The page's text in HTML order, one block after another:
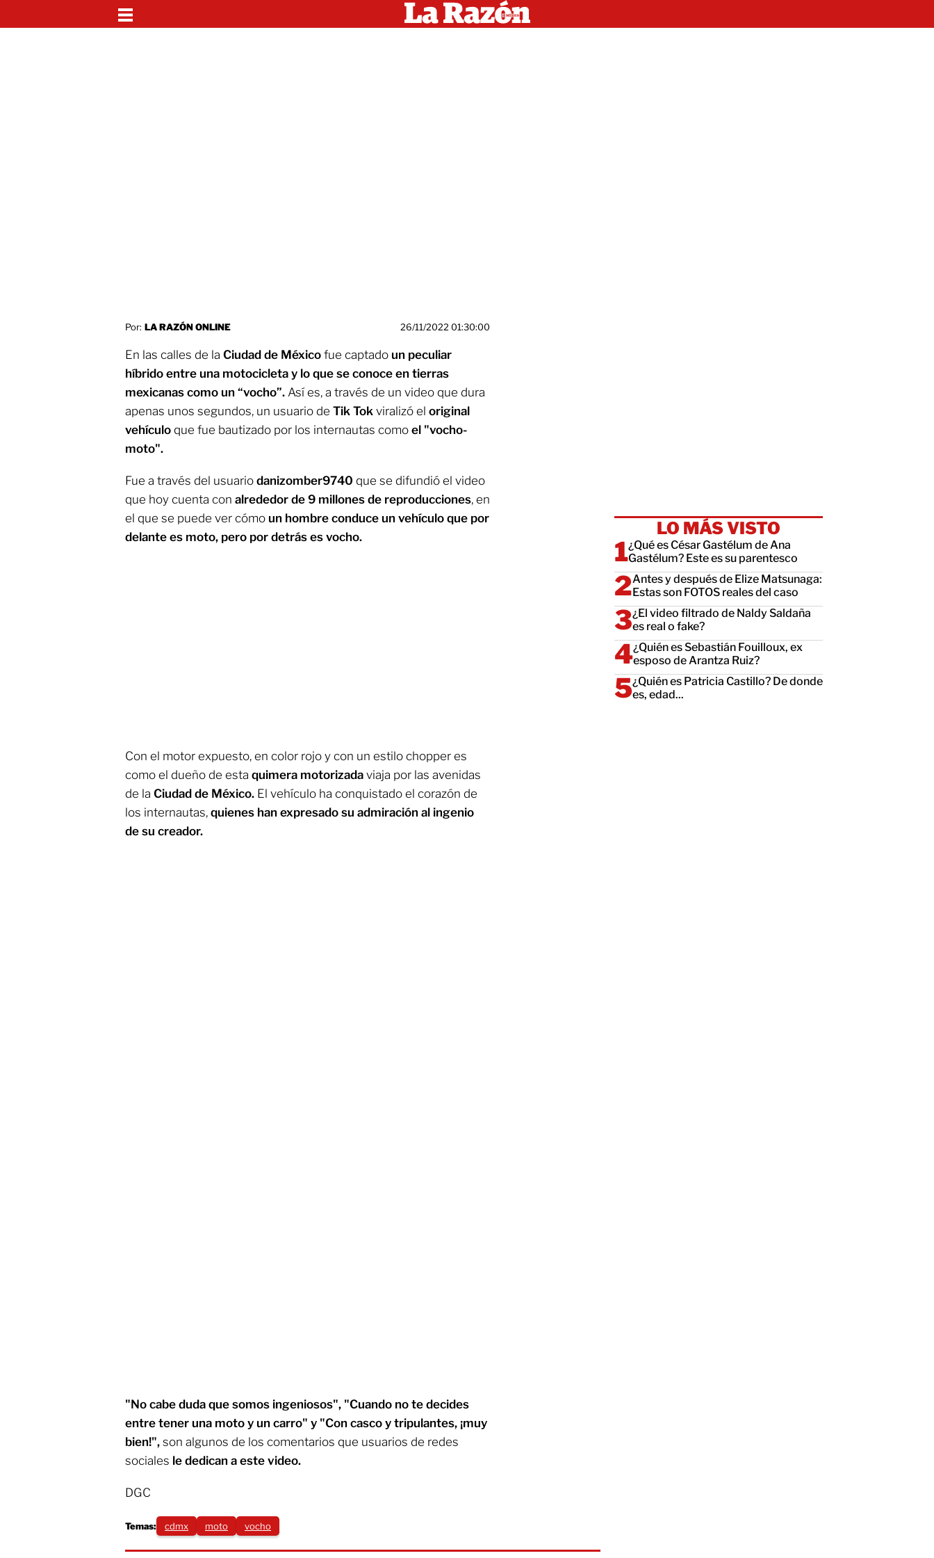
Por: LA RAZÓN ONLINE 26/11/2022 01:30:00
En las calles de la Ciudad de México fue captado un peculiar
híbrido entre una motocicleta y lo que se conoce en tierras
mexicanas como un “vocho”. Así es, a través de un video que dura
apenas unos segundos, un usuario de Tik Tok viralizó el original
vehículo que fue bautizado por los internautas como el "vocho-
moto".
Fue a través del usuario danizomber9740 que se difundió el video
que hoy cuenta con alrededor de 9 millones de reproducciones, en
el que se puede ver cómo un hombre conduce un vehículo que por
delante es moto, pero por detrás es vocho.
Con el motor expuesto, en color rojo y con un estilo chopper es
como el dueño de esta quimera motorizada viaja por las avenidas
de la Ciudad de México. El vehículo ha conquistado el corazón de
los internautas, quienes han expresado su admiración al ingenio
de su creador.
"No cabe duda que somos ingeniosos", "Cuando no te decides
entre tener una moto y un carro" y "Con casco y tripulantes, ¡muy
bien!", son algunos de los comentarios que usuarios de redes
sociales le dedican a este video.
DGC
Temas: cdmx moto vocho
LO MÁS VISTO
¿Qué es César Gastélum de Ana
Gastélum? Este es su parentesco
Antes y después de Elize Matsunaga:
Estas son FOTOS reales del caso
¿El video filtrado de Naldy Saldaña
es real o fake?
¿Quién es Sebastián Fouilloux, ex
esposo de Arantza Ruiz?
¿Quién es Patricia Castillo? De donde
es, edad...